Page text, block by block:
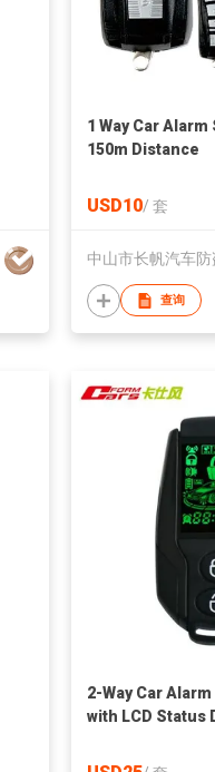
1 Way Car
150m Distance
USD10/ 套
查询
2-Way Car
with LCD Status
Alarm